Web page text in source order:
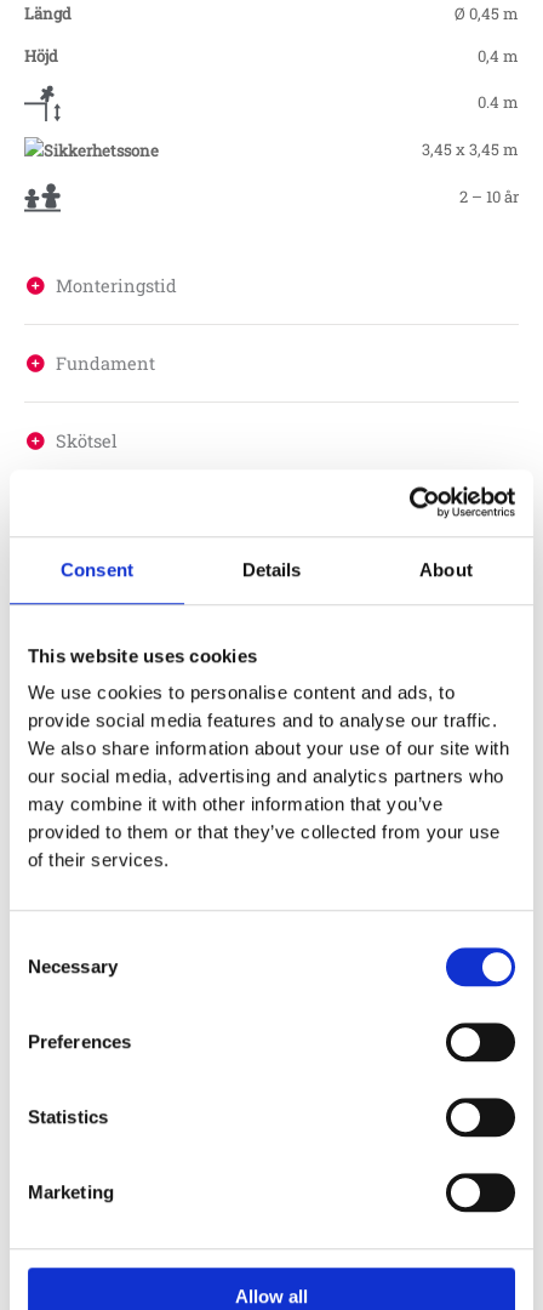
Consent Details About
This website uses cookies
We use cookies to personalise content and ads, to
provide social media features and to analyse our traffic.
We also share information about your use of our site with
our social media, advertising and analytics partners who
may combine it with other information that you’ve
provided to them or that they’ve collected from your use
of their services.
Selection
Necessary
Preferences
Statistics
Marketing
Allow all
Längd
Ø 0,45 m
Höjd
0,4 m
0.4 m
3,45 x 3,45 m
2 – 10 år
Monteringstid
Fundament
Skötsel
Produktens utseende kan avvika mot de bilder som visas
Mer information om produkten, klicka här
DWG, produktblad, teknisk information, bilder etc.
Relaterade produkter
S921
Giant